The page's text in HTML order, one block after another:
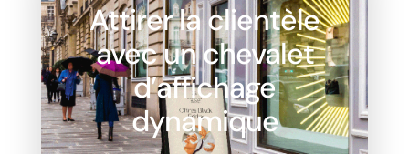
Attirer la clientèle
avec un chevalet
d’affichage
dynamique